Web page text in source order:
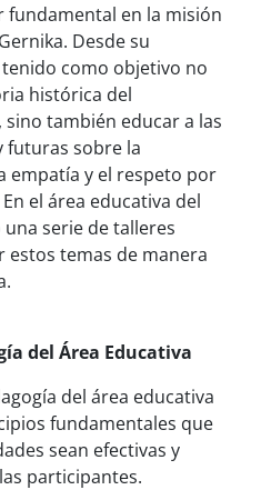
fundamental en la misión
Desde su
como objetivo no
histórica del
también educar a las
futuras sobre la
empatía y el respeto por
el área educativa del
serie de talleres
temas de manera
del Área Educativa
del área educativa
fundamentales que
sean efectivas y
participantes.